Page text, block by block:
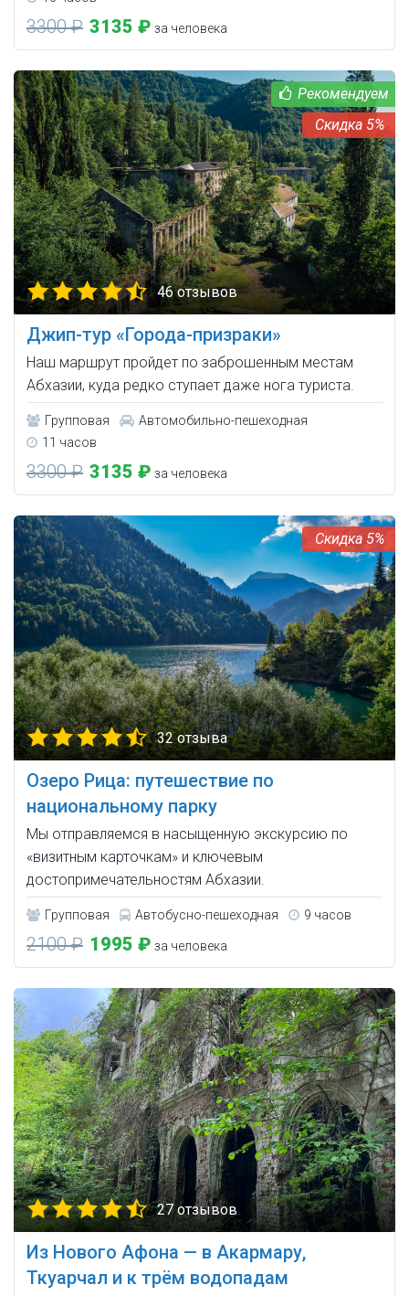
3300 ₽ 3135 ₽ за человека
5%
46 отзывов
Джип-тур «Города-призраки»
Наш маршрут пройдет по заброшенным местам
Абхазии, куда редко ступает даже нога туриста.
Групповая
Автомобильно-пешеходная
11 часов
3300 ₽ 3135 ₽ за человека
5%
32 отзыва
Озеро Рица: путешествие по
национальному парку
Мы отправляемся в насыщенную экскурсию по
«визитным карточкам» и ключевым
достопримечательностям Абхазии.
Групповая Автобусно-пешеходная 9 часов
2100 ₽ 1995 ₽ за человека
27 отзывов
Из Нового Афона — в Акармару,
Ткуарчал и к трём водопадам